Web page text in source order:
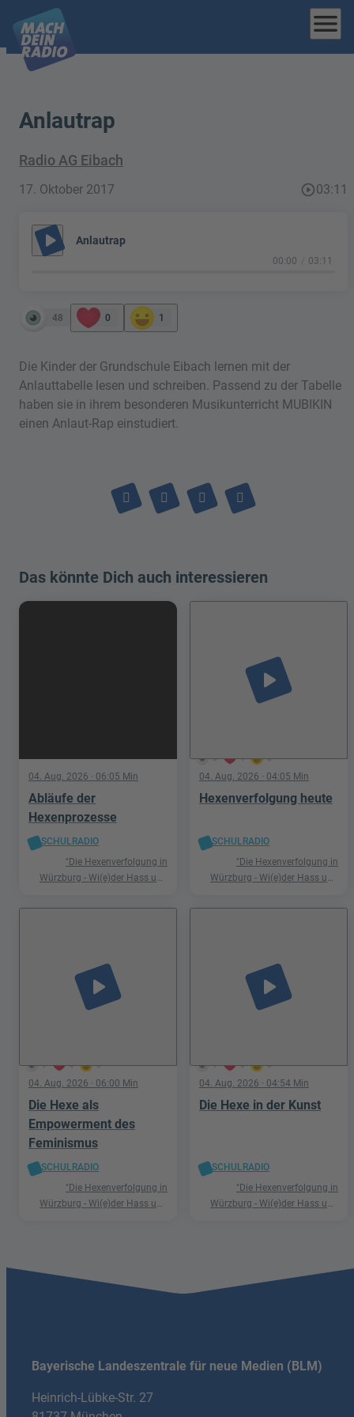
menu
Anlautrap
Radio AG Eibach
17. Oktober 2017 play_circle_outline03:11
play_arrow Anlautrap
00:00 03:11
48 0 1
Die Kinder der Grundschule Eibach lernen mit der
Anlauttabelle lesen und schreiben. Passend zu der Tabelle
haben sie in ihrem besonderen Musikunterricht MUBIKIN
einen Anlaut-Rap einstudiert.
Das könnte Dich auch interessieren
04. Aug. 2026 · 06:05 Min
Abläufe der
Hexenprozesse
SCHULRADIO
"Die Hexenverfolgung in
Würzburg - Wi(e)der Hass und
5 1 0
play_arrow
04. Aug. 2026 · 04:05 Min
Hexenverfolgung heute
SCHULRADIO
"Die Hexenverfolgung in
Würzburg - Wi(e)der Hass und
1 0 0
play_arrow
04. Aug. 2026 · 06:00 Min
Die Hexe als
Empowerment des
Feminismus
SCHULRADIO
"Die Hexenverfolgung in
Würzburg - Wi(e)der Hass und
1 0 0
play_arrow
04. Aug. 2026 · 04:54 Min
Die Hexe in der Kunst
SCHULRADIO
"Die Hexenverfolgung in
Würzburg - Wi(e)der Hass und
Bayerische Landeszentrale für neue Medien (BLM)
Heinrich-Lübke-Str. 27